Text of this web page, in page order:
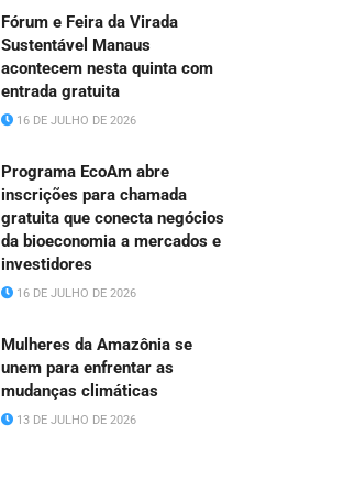
Fórum e Feira da Virada
Sustentável Manaus
acontecem nesta quinta com
entrada gratuita
16 DE JULHO DE 2026
Programa EcoAm abre
inscrições para chamada
gratuita que conecta negócios
da bioeconomia a mercados e
investidores
16 DE JULHO DE 2026
Mulheres da Amazônia se
unem para enfrentar as
mudanças climáticas
13 DE JULHO DE 2026